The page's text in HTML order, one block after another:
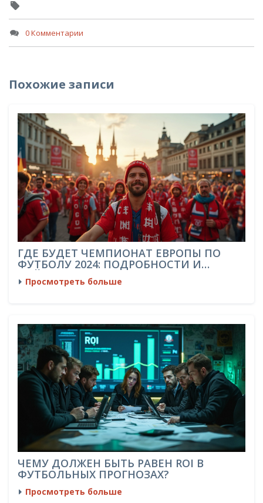
0 Комментарии
Похожие записи
ГДЕ БУДЕТ ЧЕМПИОНАТ ЕВРОПЫ ПО
ФУТБОЛУ 2024: ПОДРОБНОСТИ И
Просмотреть больше
ЧЕМУ ДОЛЖЕН БЫТЬ РАВЕН ROI В
ФУТБОЛЬНЫХ ПРОГНОЗАХ?
Просмотреть больше